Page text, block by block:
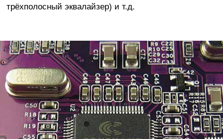
трёхполосный эквалайзер) и т.д.